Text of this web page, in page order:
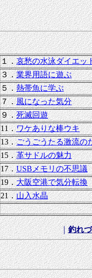
１．哀愁の水泳ダイエッ
３．業界用語に遊ぶ
５．熱帯魚に学ぶ
７．風になった気分
９．死滅回遊
11．ワケありな棒ウキ
13．ごうごうたる激流の
15．革サドルの魅力
17．USBメモリの不思議
19．大阪空港で気分転換
21．山入水晶
｜釣れ